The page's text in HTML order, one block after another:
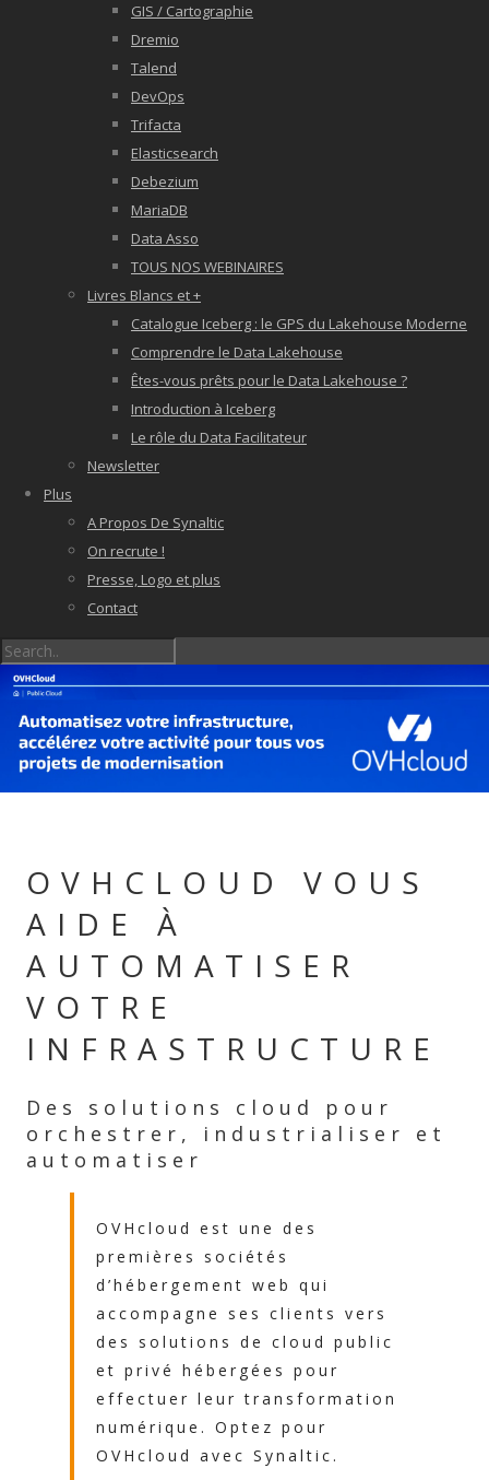
GIS / Cartographie
Dremio
Talend
DevOps
Trifacta
Elasticsearch
Debezium
MariaDB
Data Asso
TOUS NOS WEBINAIRES
Livres Blancs et +
Catalogue Iceberg : le GPS du Lakehouse Moderne
Comprendre le Data Lakehouse
Êtes-vous prêts pour le Data Lakehouse ?
Introduction à Iceberg
Le rôle du Data Facilitateur
Newsletter
Plus
A Propos De Synaltic
On recrute !
Presse, Logo et plus
Contact
OVHCLOUD VOUS
AIDE À
AUTOMATISER
VOTRE
INFRASTRUCTURE
Des solutions cloud pour
orchestrer, industrialiser et
automatiser
OVHcloud est une des
premières sociétés
d’hébergement web qui
accompagne ses clients vers
des solutions de cloud public
et privé hébergées pour
effectuer leur transformation
numérique. Optez pour
OVHcloud avec Synaltic.